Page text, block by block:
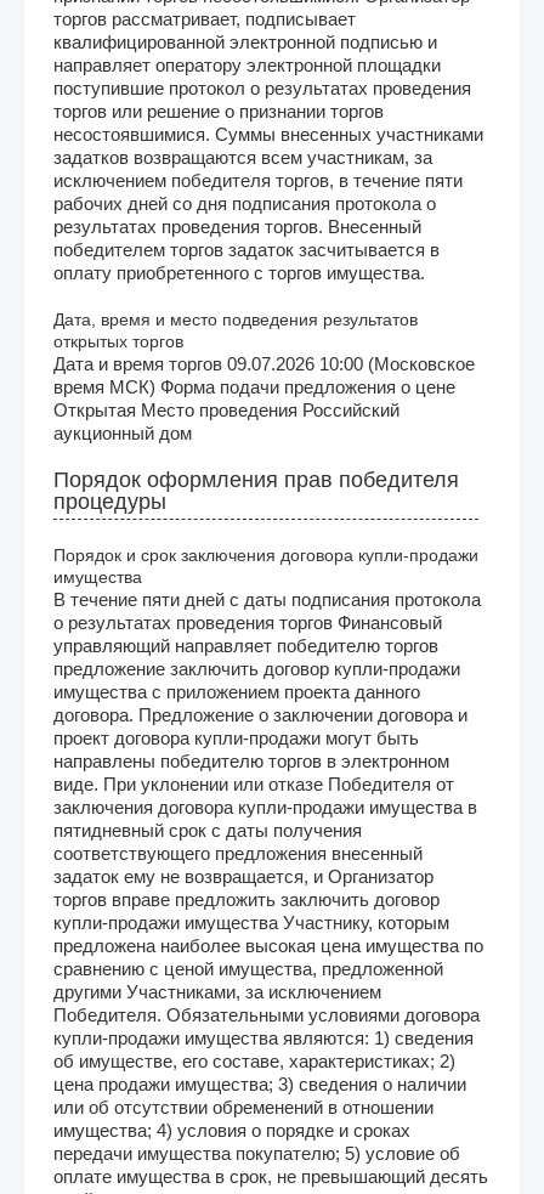
торгов рассматривает, подписывает
квалифицированной электронной подписью и
направляет оператору электронной площадки
поступившие протокол о результатах проведения
торгов или решение о признании торгов
несостоявшимися. Суммы внесенных участниками
задатков возвращаются всем участникам, за
исключением победителя торгов, в течение пяти
рабочих дней со дня подписания протокола о
результатах проведения торгов. Внесенный
победителем торгов задаток засчитывается в
оплату приобретенного с торгов имущества.
Дата, время и место подведения результатов
открытых торгов
Дата и время торгов 09.07.2026 10:00 (Московское
время МСК) Форма подачи предложения о цене
Открытая Место проведения Российский
аукционный дом
Порядок оформления прав победителя
процедуры
Порядок и срок заключения договора купли-продажи
имущества
В течение пяти дней с даты подписания протокола
о результатах проведения торгов Финансовый
управляющий направляет победителю торгов
предложение заключить договор купли-продажи
имущества с приложением проекта данного
договора. Предложение о заключении договора и
проект договора купли-продажи могут быть
направлены победителю торгов в электронном
виде. При уклонении или отказе Победителя от
заключения договора купли-продажи имущества в
пятидневный срок с даты получения
соответствующего предложения внесенный
задаток ему не возвращается, и Организатор
торгов вправе предложить заключить договор
купли-продажи имущества Участнику, которым
предложена наиболее высокая цена имущества по
сравнению с ценой имущества, предложенной
другими Участниками, за исключением
Победителя. Обязательными условиями договора
купли-продажи имущества являются: 1) сведения
об имуществе, его составе, характеристиках; 2)
цена продажи имущества; 3) сведения о наличии
или об отсутствии обременений в отношении
имущества; 4) условия о порядке и сроках
передачи имущества покупателю; 5) условие об
оплате имущества в срок, не превышающий десять